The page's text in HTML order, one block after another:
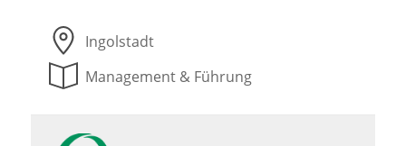
Ingolstadt
Management & Führung